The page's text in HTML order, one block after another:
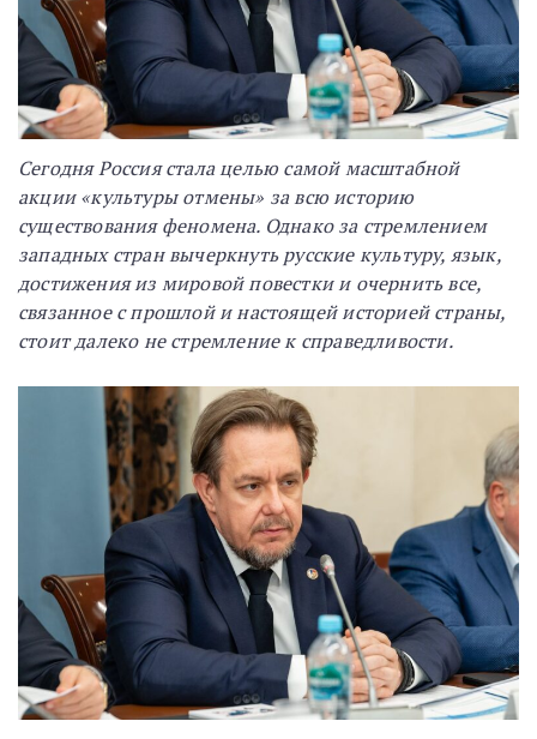
Сегодня Россия стала целью самой масштабной
акции «культуры отмены» за всю историю
существования феномена. Однако за стремлением
западных стран вычеркнуть русские культуру, язык,
достижения из мировой повестки и очернить все,
связанное с прошлой и настоящей историей страны,
стоит далеко не стремление к справедливости.